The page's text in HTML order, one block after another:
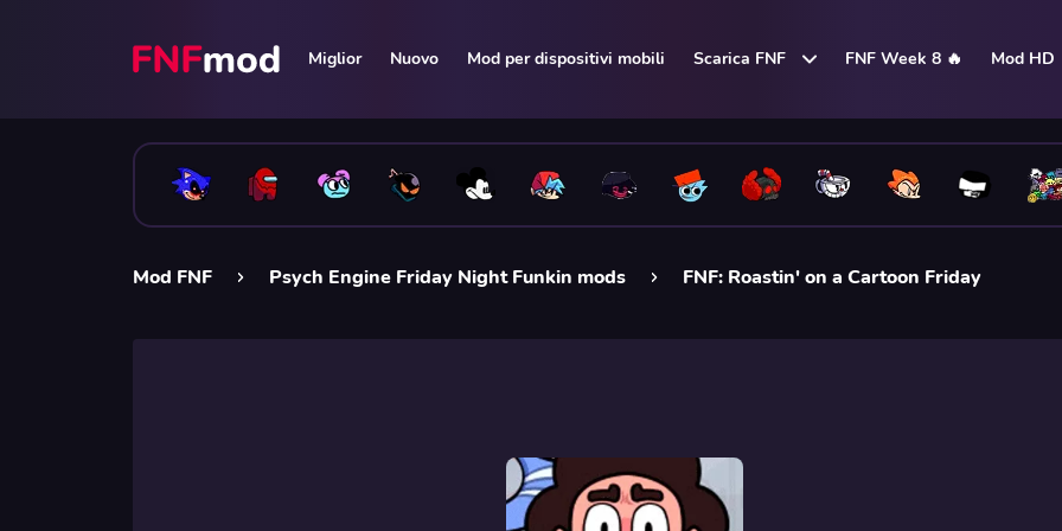
Miglior Nuovo Mod per dispositivi mobili Scarica FNF FNF Week 8 🔥 Mod HD
Mod FNF Psych Engine Friday Night Funkin mods FNF: Roastin' on a Cartoon Friday